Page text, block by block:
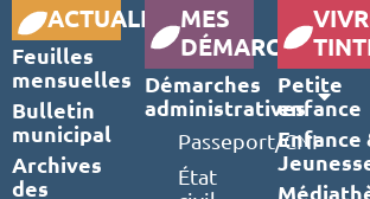
ACTUALITÉS
Feuilles
mensuelles
Bulletin
municipal
Archives
des
MES
DÉMARCHES
Démarches
administratives
Passeport/CNI
État
Petite
enfance
Enfance